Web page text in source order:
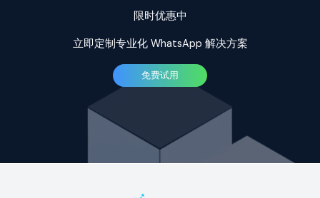
限时优惠中
立即定制专业化 WhatsApp 解决方案
免费试用